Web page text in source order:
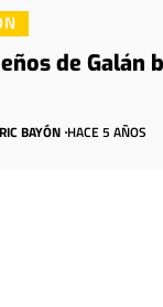
de Galán
BAYÓN HACE 5 AÑOS